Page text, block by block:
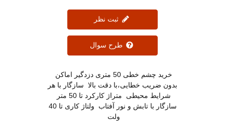
ثبت نظر
طرح سوال
خرید چشم خطی 50 متری دزدگیر اماکن
بدون ضریب خطایی،با دقت بالا سازگار با هر
شرایط محیطی متراژ کارکرد تا 50 متر
سازگار با تابش و نور آفتاب ولتاژ کاری تا 40
ولت